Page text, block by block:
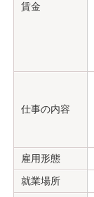
賃金
仕事の内容
雇用形態
就業場所